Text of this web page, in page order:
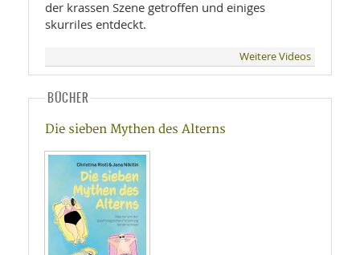
der krassen Szene getroffen und einiges
skurriles entdeckt.
Weitere Videos
BÜCHER
Die sieben Mythen des Alterns